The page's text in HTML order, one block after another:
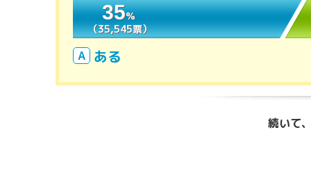
35％
（35,545票）
35％
（35,545票）
A ある
続いて